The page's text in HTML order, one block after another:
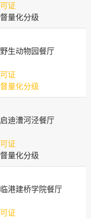
证
量化分级
生动物园餐厅
证
量化分级
迪漕河泾餐厅
证
量化分级
港建桥学院餐厅
证